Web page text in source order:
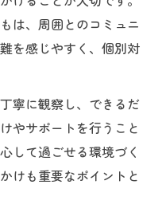
は、周囲とのコミュニ
を感じやすく、個別対
寧に観察し、できるだ
やサポートを行うこと
して過ごせる環境づく
けも重要なポイントと